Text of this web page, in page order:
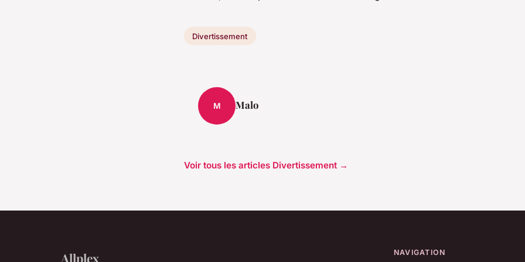
Divertissement
M Malo
Voir tous les articles Divertissement →
Allplex NAVIGATION